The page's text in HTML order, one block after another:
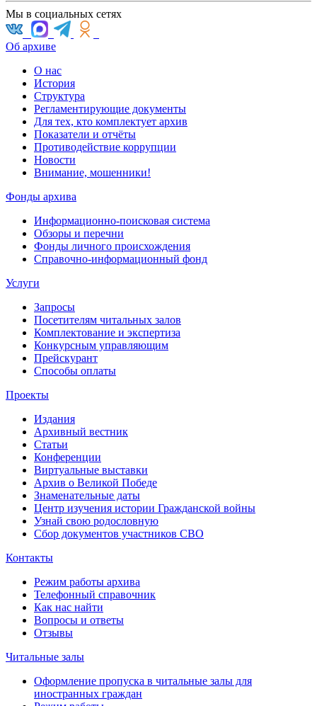
Мы в социальных сетях
Об архиве
О нас
История
Структура
Регламентирующие документы
Для тех, кто комплектует архив
Показатели и отчёты
Противодействие коррупции
Новости
Внимание, мошенники!
Фонды архива
Информационно-поисковая система
Обзоры и перечни
Фонды личного происхождения
Справочно-информационный фонд
Услуги
Запросы
Посетителям читальных залов
Комплектование и экспертиза
Конкурсным управляющим
Прейскурант
Способы оплаты
Проекты
Издания
Архивный вестник
Статьи
Конференции
Виртуальные выставки
Архив о Великой Победе
Знаменательные даты
Центр изучения истории Гражданской войны
Узнай свою родословную
Сбор документов участников СВО
Контакты
Режим работы архива
Телефонный справочник
Как нас найти
Вопросы и ответы
Отзывы
Читальные залы
Оформление пропуска в читальные залы для
иностранных граждан